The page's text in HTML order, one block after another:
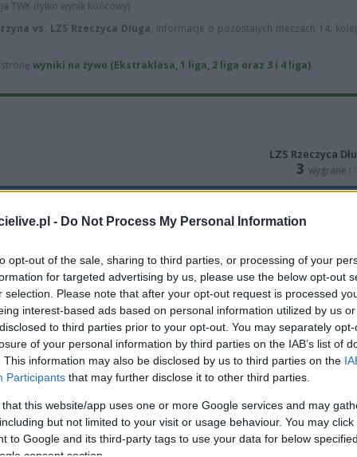
- Do Not Process My Personal Information
opt-out of the sale, sharing to third parties, or processing of your
for targeted advertising by us, please use the below opt-out
selection. Please note that after your opt-out request is processed
interest-based ads based on personal information utilized by us
to third parties prior to your opt-out. You may separately
of your personal information by third parties on the IAB’s list of
This information may also be disclosed by us to third parties on the
Participants that may further disclose it to other third parties.
that this website/app uses one or more Google services and may
but not limited to your visit or usage behaviour. You may
to Google and its third-party tags to use your data for below
TWK (tylko wynik końcowy)
vs. LZS Rzeczyca Długa, informacje o pozostałych meczach 14.
wyniki na żywo (Ekstraklasa, 1 liga, 2 liga oraz 3 i 4 liga).
LZS Rzeczyca
3 wygrane